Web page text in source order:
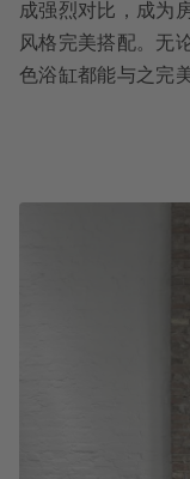
成强烈对比，成为
风格完美搭配。无
色浴缸都能与之完